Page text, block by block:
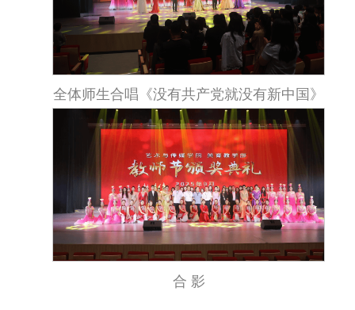
全体师生合唱《没有共产党就没有新中国》
合 影